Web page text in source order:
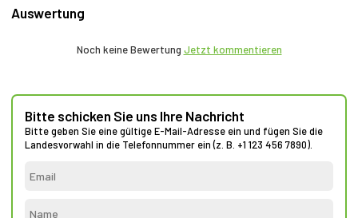
Auswertung
Noch keine Bewertung Jetzt kommentieren
Bitte schicken Sie uns Ihre Nachricht
Bitte geben Sie eine gültige E-Mail-Adresse ein und fügen Sie die
Landesvorwahl in die Telefonnummer ein (z. B. +1 123 456 7890).